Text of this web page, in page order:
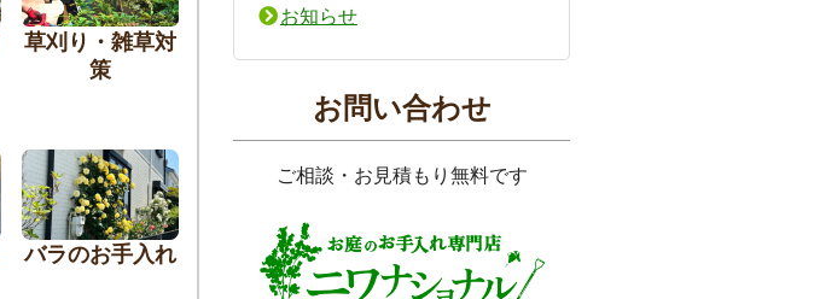
草刈り・雑草対
策
バラのお手入れ
お知らせ
お問い合わせ
ご相談・お見積もり無料です